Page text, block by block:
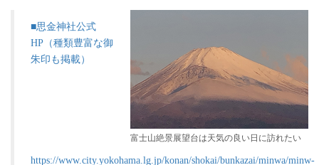
富士山絶景展望台は天気の良い日に訪れたい
■思金神社公式
HP（種類豊富な御
朱印も掲載）
https://www.city.yokohama.lg.jp/konan/shokai/bunkazai/minwa/minw-